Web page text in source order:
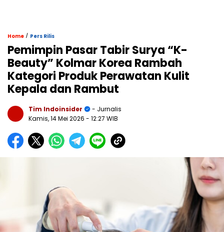
Home / Pers Rilis
Pemimpin Pasar Tabir Surya “K-
Beauty” Kolmar Korea Rambah
Kategori Produk Perawatan Kulit
Kepala dan Rambut
Tim Indoinsider
- Jurnalis
Kamis, 14 Mei 2026 - 12:27 WIB